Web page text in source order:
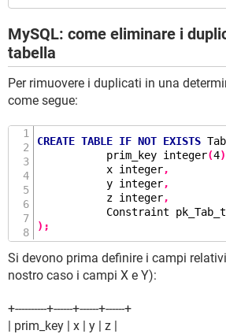
MySQL: come eliminare i
tabella
Per rimuovere i duplicati in una
come segue:
CREATE TABLE IF NOT EXISTS
           prim_key integer
(4)
           x integer
,
           y integer
,
           z integer
,
Constraint
);
Si devono prima definire i campi
nostro caso i campi X e Y):
+----------+------+------+------+
| prim_key | x | y | z |